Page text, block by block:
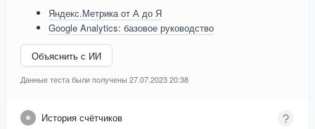
Яндекс.Метрика от А до Я
Google Analytics: базовое руководство
Объяснить с ИИ
Данные теста были получены 27.07.2023 20:38
История счётчиков